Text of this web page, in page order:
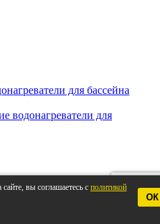
для бассейна
водонагреватели для
вы соглашаетесь с политикой
ОК